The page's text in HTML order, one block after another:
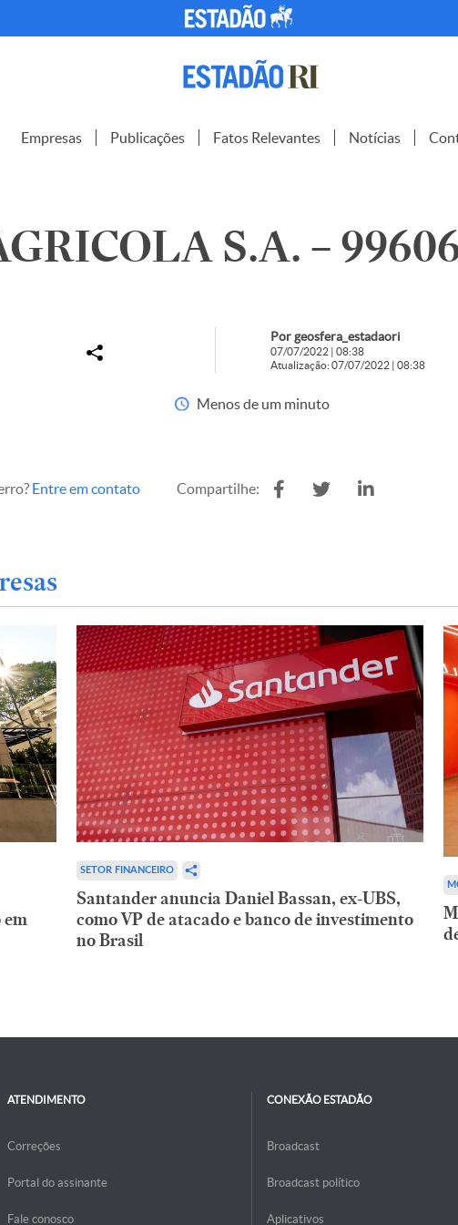
Empresas Publicações Fatos Relevantes Notícias
S.A. –
Por geosfera_estadaori
07/07/2022 | 08:38
Atualização: 07/07/2022 | 08:38
Menos de um minuto
Entre em contato Compartilhe:
em
SETOR FINANCEIRO
Santander anuncia Daniel Bassan, ex-UBS,
como VP de atacado e banco de investimento
no Brasil
ATENDIMENTO
Correções
Portal do assinante
Fale conosco
CONEXÃO ESTADÃO
Broadcast
Broadcast político
Aplicativos